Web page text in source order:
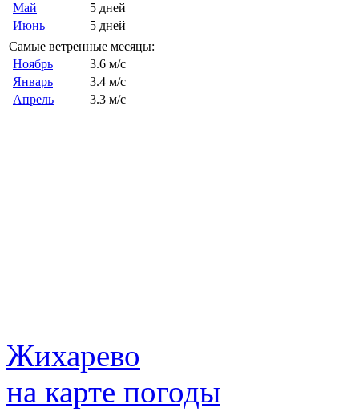
Май
5 дней
Июнь
5 дней
Самые ветренные месяцы:
Ноябрь
3.6 м/с
Январь
3.4 м/с
Апрель
3.3 м/с
Жихарево
на карте погоды